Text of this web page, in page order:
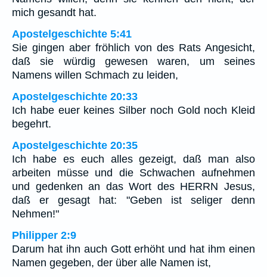
mich gesandt hat.
Apostelgeschichte 5:41
Sie gingen aber fröhlich von des Rats Angesicht,
daß sie würdig gewesen waren, um seines
Namens willen Schmach zu leiden,
Apostelgeschichte 20:33
Ich habe euer keines Silber noch Gold noch Kleid
begehrt.
Apostelgeschichte 20:35
Ich habe es euch alles gezeigt, daß man also
arbeiten müsse und die Schwachen aufnehmen
und gedenken an das Wort des HERRN Jesus,
daß er gesagt hat: "Geben ist seliger denn
Nehmen!"
Philipper 2:9
Darum hat ihn auch Gott erhöht und hat ihm einen
Namen gegeben, der über alle Namen ist,